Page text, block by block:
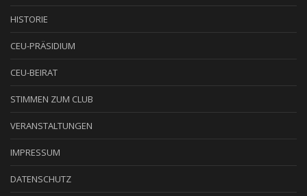
HISTORIE
CEU-PRÄSIDIUM
CEU-BEIRAT
STIMMEN ZUM CLUB
VERANSTALTUNGEN
IMPRESSUM
DATENSCHUTZ